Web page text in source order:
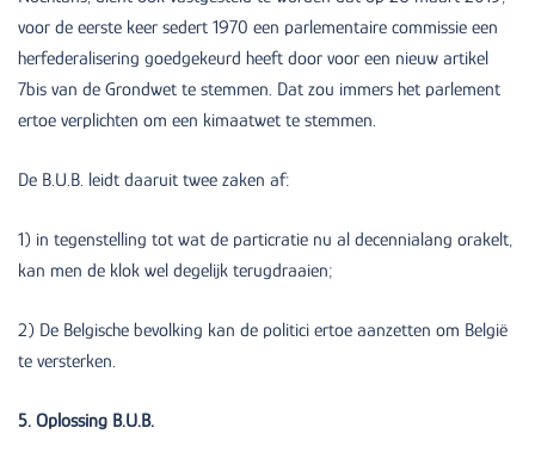
voor de eerste keer sedert 1970 een parlementaire commissie een
herfederalisering goedgekeurd heeft door voor een nieuw artikel
7bis van de Grondwet te stemmen. Dat zou immers het parlement
ertoe verplichten om een kimaatwet te stemmen.
De B.U.B. leidt daaruit twee zaken af:
1) in tegenstelling tot wat de particratie nu al decennialang orakelt,
kan men de klok wel degelijk terugdraaien;
2) De Belgische bevolking kan de politici ertoe aanzetten om België
te versterken.
5. Oplossing B.U.B.